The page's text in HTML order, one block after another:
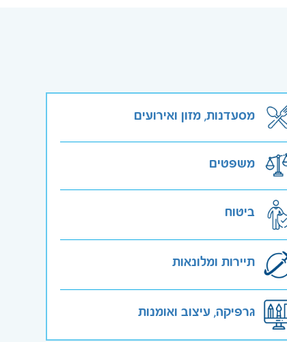
מסעדנות, מזון ואירועים
משפטים
ביטוח
תיירות ומלונאות
גרפיקה, עיצוב ואומנות